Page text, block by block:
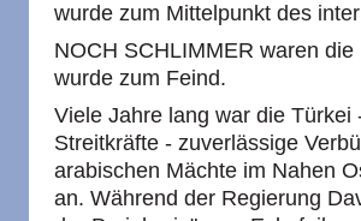
wurde zum Mittelpunkt des
NOCH SCHLIMMER waren
wurde zum Feind.
Viele Jahre lang war die
Streitkräfte - zuverlässige
arabischen Mächte im Nahen
an. Während der Regierung